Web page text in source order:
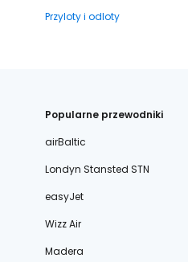
Przyloty i odloty
Popularne przewodniki
airBaltic
Londyn Stansted STN
easyJet
Wizz Air
Madera